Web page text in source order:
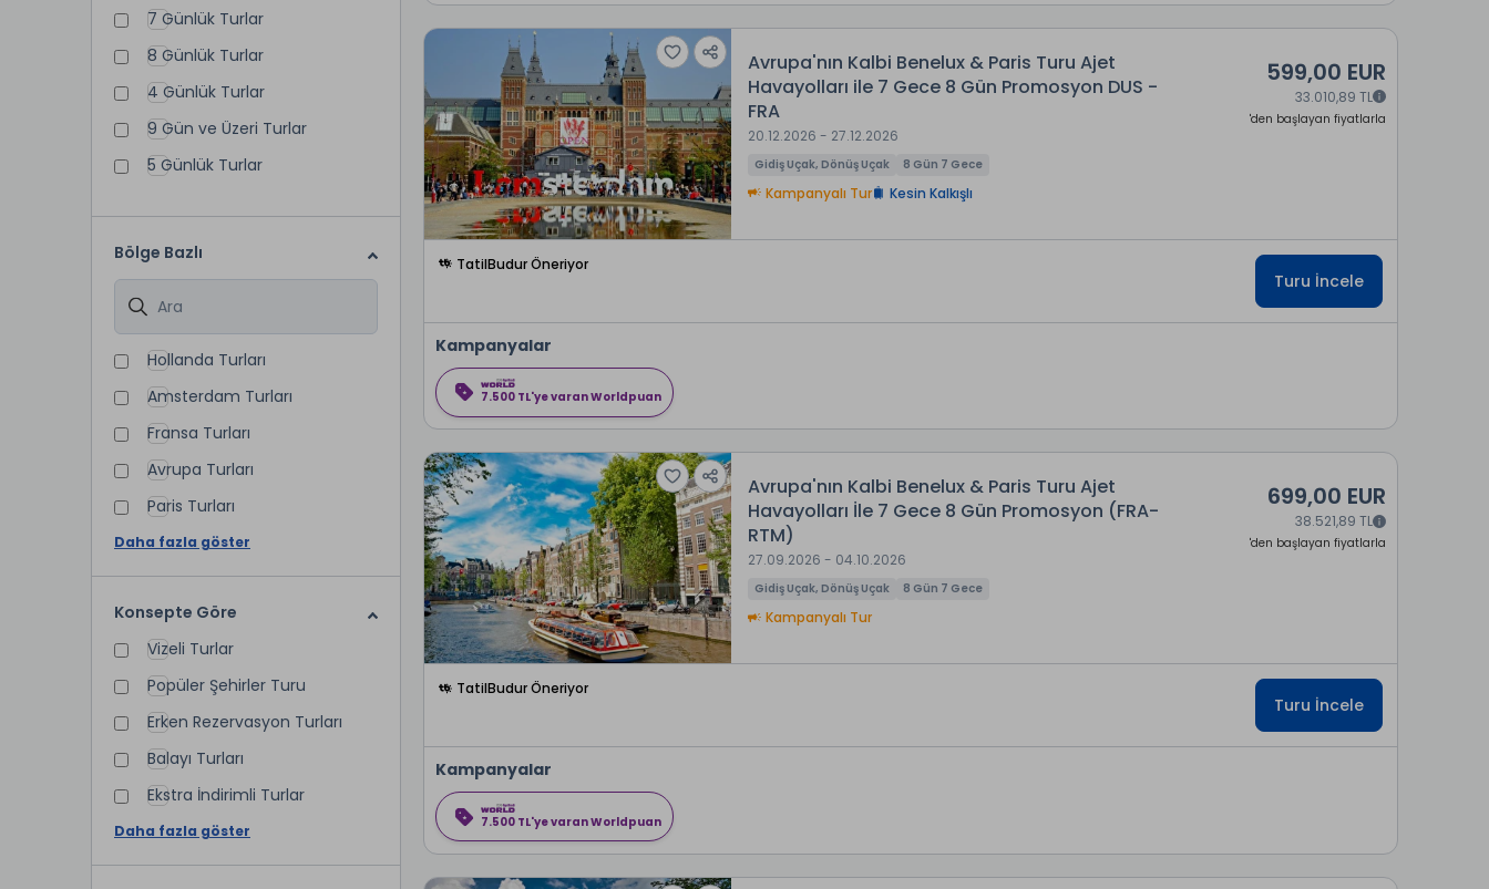
7 Günlük Turlar
8 Günlük Turlar
4 Günlük Turlar
9 Gün ve Üzeri Turlar
5 Günlük Turlar
Bölge Bazlı
Hollanda Turları
Amsterdam Turları
Fransa Turları
Avrupa Turları
Paris Turları
Daha fazla göster
Konsepte Göre
Vizeli Turlar
Popüler Şehirler Turu
Erken Rezervasyon Turları
Balayı Turları
Ekstra İndirimli Turlar
Daha fazla göster
Avrupa'nın Kalbi Benelux & Paris Turu Ajet
Havayolları ile 7 Gece 8 Gün Promosyon DUS -
FRA
20.12.2026 - 27.12.2026
Gidiş Uçak, Dönüş Uçak 8 Gün 7 Gece
Kampanyalı Tur Kesin Kalkışlı
599,00 EUR
33.010,89 TL
'den başlayan fiyatlarla
TatilBudur Öneriyor
Turu İncele
Kampanyalar
7.500 TL'ye varan Worldpuan
Avrupa'nın Kalbi Benelux & Paris Turu Ajet
Havayolları İle 7 Gece 8 Gün Promosyon (FRA-
RTM)
27.09.2026 - 04.10.2026
Gidiş Uçak, Dönüş Uçak 8 Gün 7 Gece
Kampanyalı Tur
699,00 EUR
38.521,89 TL
'den başlayan fiyatlarla
TatilBudur Öneriyor
Turu İncele
Kampanyalar
7.500 TL'ye varan Worldpuan